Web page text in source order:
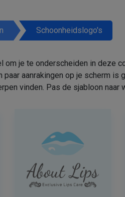
Schoonheidslogo's
om je te onderscheiden in deze
paar aanrakingen op je scherm
vinden. Pas de sjabloon naar